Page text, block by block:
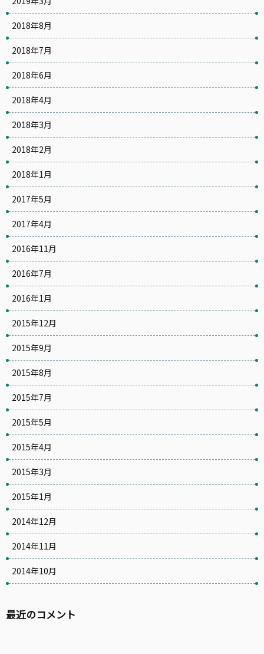
2018年8月
2018年7月
2018年6月
2018年4月
2018年3月
2018年2月
2018年1月
2017年5月
2017年4月
2016年11月
2016年7月
2016年1月
2015年12月
2015年9月
2015年8月
2015年7月
2015年5月
2015年4月
2015年3月
2015年1月
2014年12月
2014年11月
2014年10月
最近のコメント